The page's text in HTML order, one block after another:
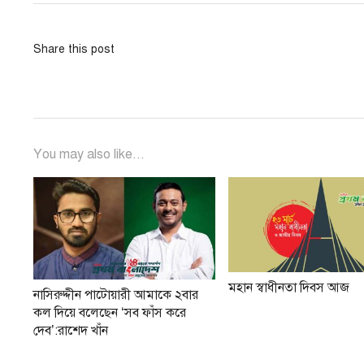
Share this post
You may also like...
নাসিরুদ্দীন পাটোয়ারী আমাকে ২বার
কল দিয়ে বলেছেন ‘সব ফাঁস করে
দেব’:রাশেদ খাঁন
মহান স্বাধীনতা দিবস আজ